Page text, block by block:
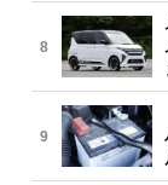
8
9